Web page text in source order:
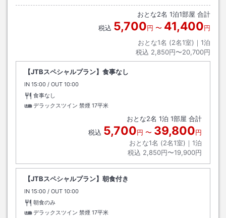
おとな2名 1泊1部屋 合計
税込 5,700円 〜 41,400円
おとな1名 (2名1室)｜ 1泊
税込 2,850円〜20,700円
【JTBスペシャルプラン】食事なし
IN チェックイン
15:00 / OUT チェックアウト
10:00
食事なし
デラックスツイン 禁煙 17平米
おとな2名 1泊 1部屋 合計
税込 5,700円 〜 39,800円
おとな1名 (2名1室)｜ 1泊
税込 2,850円〜19,900円
【JTBスペシャルプラン】朝食付き
IN チェックイン
15:00 / OUT チェックアウト
10:00
朝食のみ
デラックスツイン 禁煙 17平米